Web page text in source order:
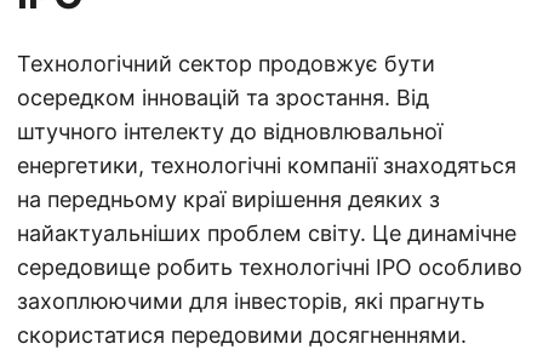
Технологічний сектор продовжує бути
осередком інновацій та зростання. Від
штучного інтелекту до відновлювальної
енергетики, технологічні компанії знаходяться
на передньому краї вирішення деяких з
найактуальніших проблем світу. Це динамічне
середовище робить технологічні IPO особливо
захоплюючими для інвесторів, які прагнуть
скористатися передовими досягненнями.